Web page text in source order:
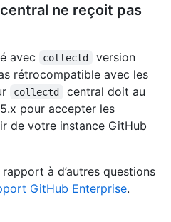
ne reçoit pas
avec collectd
version
rétrocompatible avec les
collectd
central doit au
pour accepter les
de votre instance GitHub
à d’autres questions
GitHub Enterprise.